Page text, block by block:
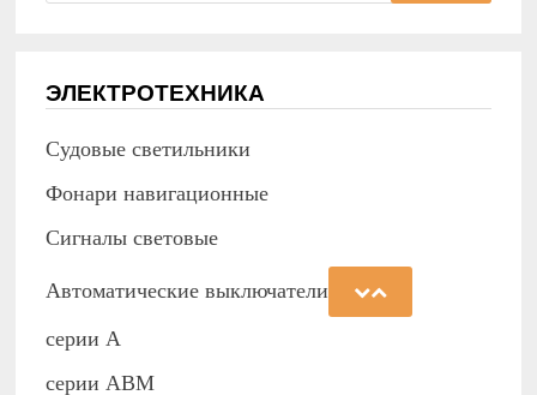
ЭЛЕКТРОТЕХНИКА
Судовые светильники
Фонари навигационные
Сигналы световые
Автоматические выключатели
серии А
серии АВМ